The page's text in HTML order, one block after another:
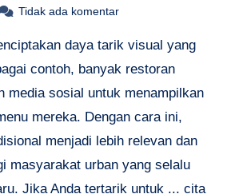
Tidak ada komentar
daya tarik visual yang
contoh, banyak restoran
media sosial untuk menampilkan
mereka. Dengan cara ini,
menjadi lebih relevan dan
masyarakat urban yang selalu
Jika Anda tertarik untuk ... cita